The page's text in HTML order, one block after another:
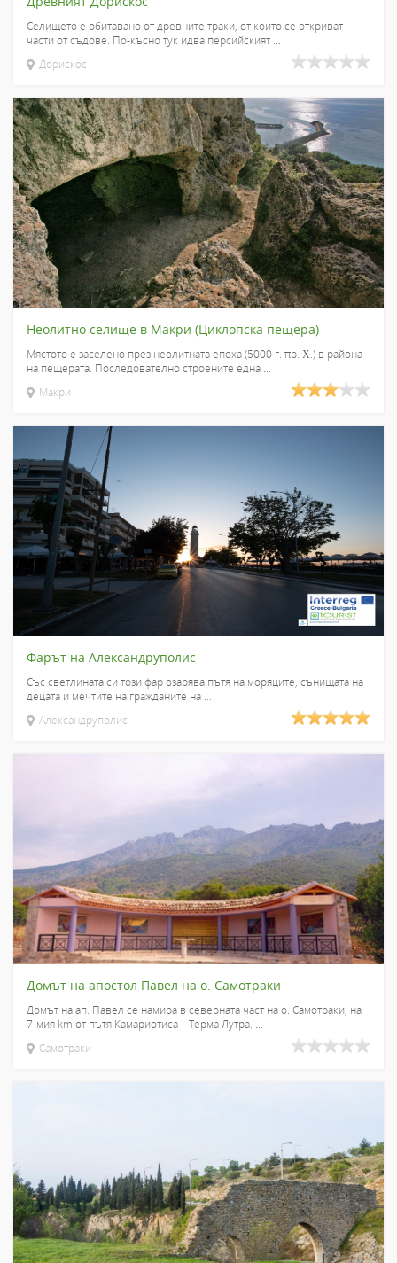
Селището е обитавано от древните траки, от които се откриват
части от съдове. По-късно тук идва персийският ...
Дорискос
Неолитно селище в Макри (Циклопска пещера)
Мястото е заселено през неолитната епоха (5000 г. πр. Χ.) в района
на пещерата. Последователно строените една ...
Макри
Фарът на Александруполис
Със светлината си този фар озарява пътя на моряците, сънищата на
децата и мечтите на гражданите на ...
Александруполис
Домът на апостол Павел на о. Самотраки
Домът на ап. Павел се намира в северната част на о. Самотраки, на
7-мия km от пътя Камариотиса – Терма Лутра. ...
Самотраки